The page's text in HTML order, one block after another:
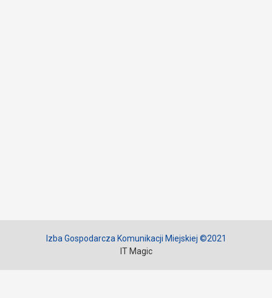
Izba Gospodarcza Komunikacji Miejskiej ©2021
IT Magic